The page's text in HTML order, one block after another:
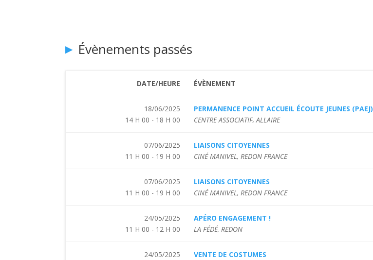
Évènements passés
DATE/HEURE ÉVÈNEMENT
18/06/2025
14 H 00 - 18 H 00
PERMANENCE POINT ACCUEIL ÉCOUTE JEUNES (PAEJ)
CENTRE ASSOCIATIF, ALLAIRE
07/06/2025
11 H 00 - 19 H 00
LIAISONS CITOYENNES
CINÉ MANIVEL, REDON FRANCE
07/06/2025
11 H 00 - 19 H 00
LIAISONS CITOYENNES
CINÉ MANIVEL, REDON FRANCE
24/05/2025
11 H 00 - 12 H 00
APÉRO ENGAGEMENT !
LA FÉDÉ, REDON
24/05/2025
VENTE DE COSTUMES